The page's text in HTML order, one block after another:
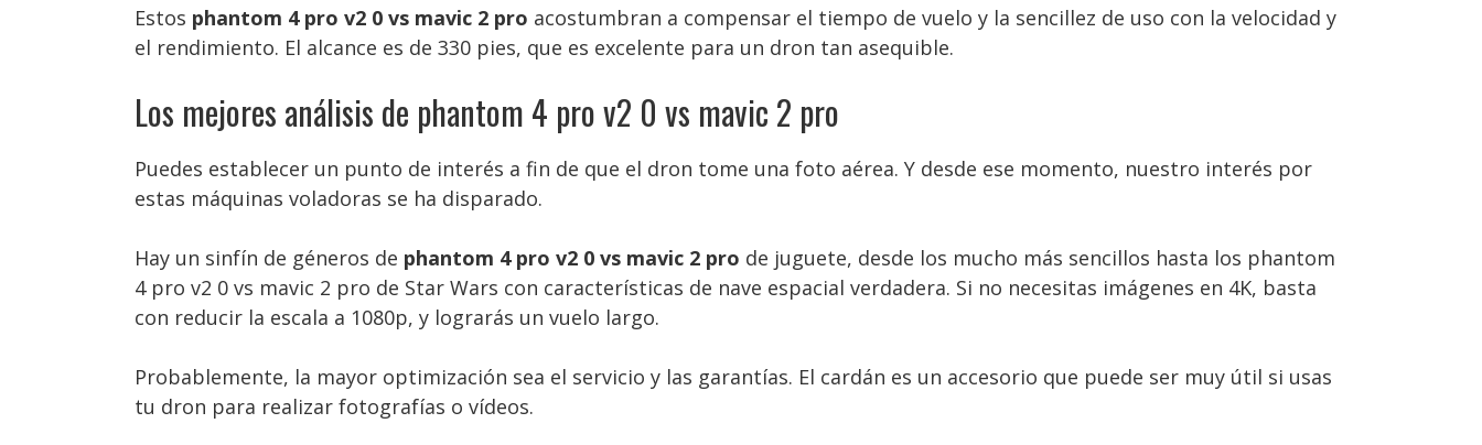
Estos phantom 4 pro v2 0 vs mavic 2 pro acostumbran a compensar el tiempo de vuelo y la sencillez de uso con la velocidad y
el rendimiento. El alcance es de 330 pies, que es excelente para un dron tan asequible.
Los mejores análisis de phantom 4 pro v2 0 vs mavic 2 pro
Puedes establecer un punto de interés a fin de que el dron tome una foto aérea. Y desde ese momento, nuestro interés por
estas máquinas voladoras se ha disparado.
Hay un sinfín de géneros de phantom 4 pro v2 0 vs mavic 2 pro de juguete, desde los mucho más sencillos hasta los phantom
4 pro v2 0 vs mavic 2 pro de Star Wars con características de nave espacial verdadera. Si no necesitas imágenes en 4K, basta
con reducir la escala a 1080p, y lograrás un vuelo largo.
Probablemente, la mayor optimización sea el servicio y las garantías. El cardán es un accesorio que puede ser muy útil si usas
tu dron para realizar fotografías o vídeos.